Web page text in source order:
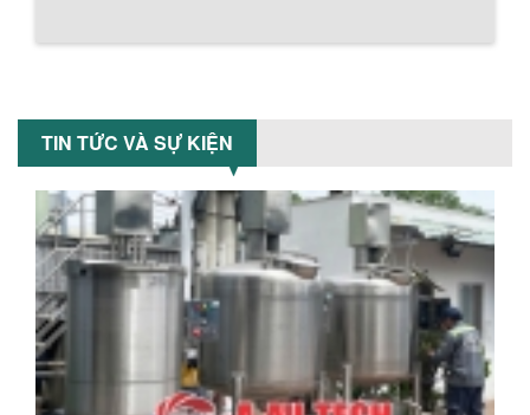
TIN TỨC VÀ SỰ KIỆN
Khám phá lý do doanh nghiệp nên
chọn máy nghiền màu sơn Á Âu: hiệu
suất cao, kiểm soát nhiệt tốt, tiết kiệm
chi...
ƯU ĐÃI ĐẶC BIỆT: GIÁ MÁY KHUẤY SƠN
CÔNG NGHIỆP GIẢM SỐC
Ưu đãi đặc biệt: Giá máy khuấy sơn
công nghiệp giảm sốc lên đến 20%.
Tiết kiệm chi phí, nhận ngay máy